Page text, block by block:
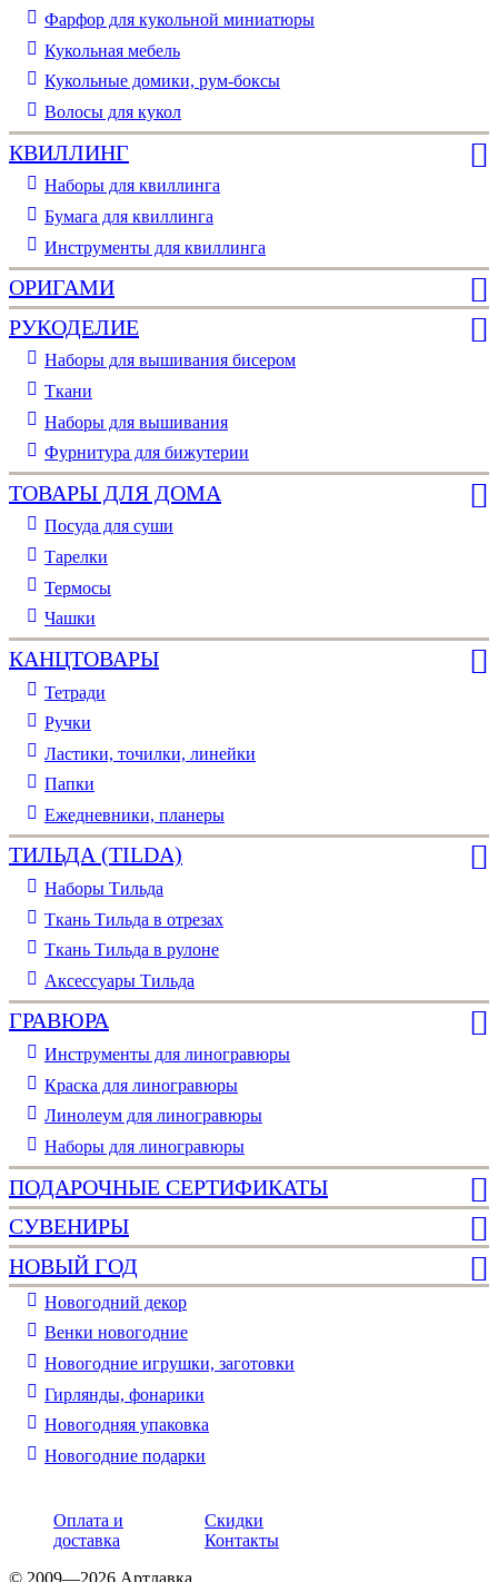
Фарфор для кукольной миниатюры
Кукольная мебель
Кукольные домики, рум-боксы
Волосы для кукол
КВИЛЛИНГ
Наборы для квиллинга
Бумага для квиллинга
Инструменты для квиллинга
ОРИГАМИ
РУКОДЕЛИЕ
Наборы для вышивания бисером
Ткани
Наборы для вышивания
Фурнитура для бижутерии
ТОВАРЫ ДЛЯ ДОМА
Посуда для суши
Тарелки
Термосы
Чашки
КАНЦТОВАРЫ
Тетради
Ручки
Ластики, точилки, линейки
Папки
Ежедневники, планеры
ТИЛЬДА (TILDA)
Наборы Тильда
Ткань Тильда в отрезах
Ткань Тильда в рулоне
Аксессуары Тильда
ГРАВЮРА
Инструменты для линогравюры
Краска для линогравюры
Линолеум для линогравюры
Наборы для линогравюры
ПОДАРОЧНЫЕ СЕРТИФИКАТЫ
СУВЕНИРЫ
НОВЫЙ ГОД
Новогодний декор
Венки новогодние
Новогодние игрушки, заготовки
Гирлянды, фонарики
Новогодняя упаковка
Новогодние подарки
Оплата и
доставка
Скидки
Контакты
© 2009—2026 Артлавка.